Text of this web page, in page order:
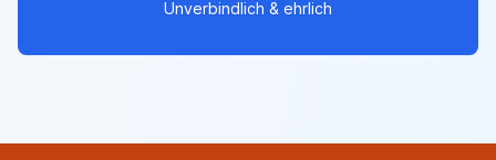
Unverbindlich & ehrlich